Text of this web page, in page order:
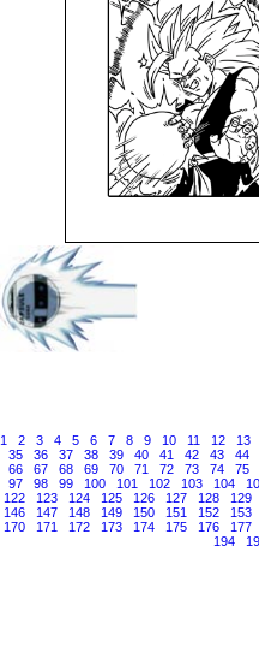
1 2 3 4 5 6 7 8 9 10 11 12 13
35
36 37 38 39 40 41 42 43 44
66
67 68 69 70 71 72 73 74 75
97
98 99 100 101 102 103 104
122
123 124 125 126 127 128 129
146
147 148 149 150 151 152 153
170
171 172 173 174 175 176 177
194